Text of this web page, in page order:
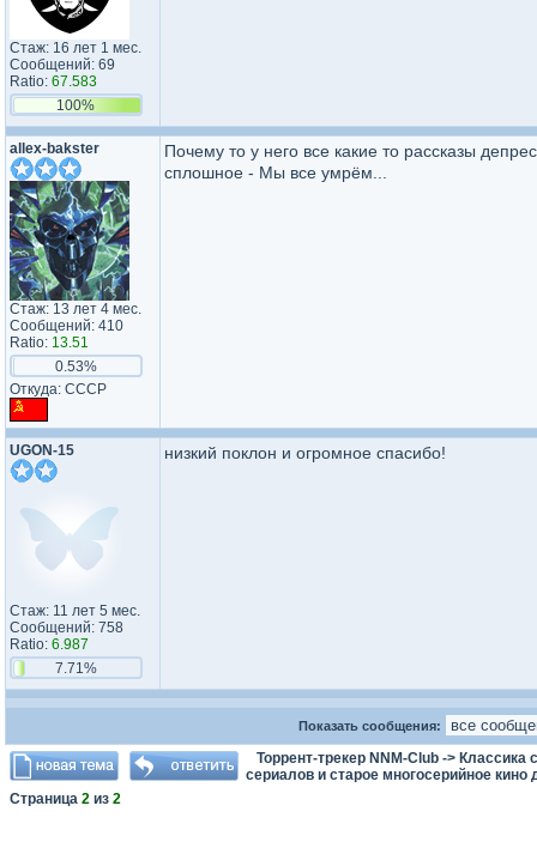
Стаж: 16 лет 1 мес.
Сообщений: 69
Ratio: 67.583
100%
allex-bakster
Стаж: 13 лет 4 мес.
Сообщений: 410
Ratio: 13.51
0.53%
Откуда: СССР
Почему то у него все какие то рассказы
сплошное - Мы все умрём...
UGON-15
Стаж: 11 лет 5 мес.
Сообщений: 758
Ratio: 6.987
7.71%
низкий поклон и огромное спасибо!
Показать сообщения:
Торрент-трекер NNM-Club -> Классика
сериалов и старое многосерийное кино
Страница 2 из 2